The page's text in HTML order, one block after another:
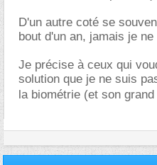
D'un autre coté se
bout d'un an, jamais je
Je précise à ceux qui
solution que je ne suis
la biométrie (et son